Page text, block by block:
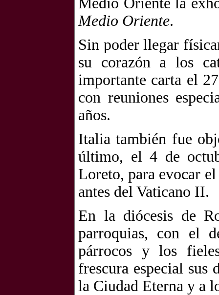
Medio Oriente.
Sin poder llegar
su corazón a los
importante carta el
con reuniones
años.
Italia también fue
último, el 4 de
Loreto, para evocar
antes del Vaticano II.
En la diócesis de
parroquias, con el
párrocos y los
frescura especial sus
la Ciudad Eterna y a